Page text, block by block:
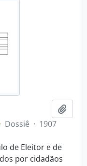
· Dossiê · 1907
de Eleitor e de
por cidadãos